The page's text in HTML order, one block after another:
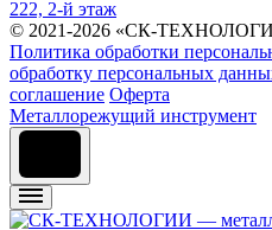
222, 2-й этаж
© 2021-2026 «СК-
Политика обработки
обработку персональных
соглашение Оферта
Металлорежущий инструмент